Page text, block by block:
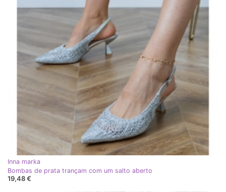
Inna marka
Bombas de prata trançam com um salto aberto
19,48 €